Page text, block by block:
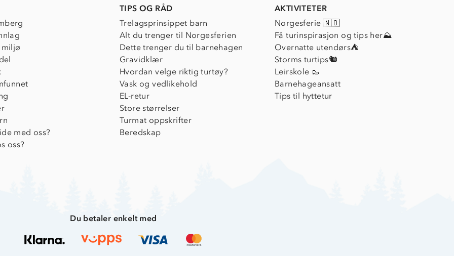
miljø
med oss?
oss?
TIPS OG RÅD
Trelagsprinsippet barn
Alt du trenger til Norgesferien
Dette trenger du til barnehagen
Gravidklær
Hvordan velge riktig turtøy?
Vask og vedlikehold
EL-retur
Store størrelser
Turmat oppskrifter
Beredskap
AKTIVITETER
Norgesferie 🇳🇴
Få turinspirasjon og tips her⛰
Overnatte utendørs⛺
Storms turtips🐿️
Leirskole 🥾
Barnehageansatt
Tips til hyttetur
Du betaler enkelt med